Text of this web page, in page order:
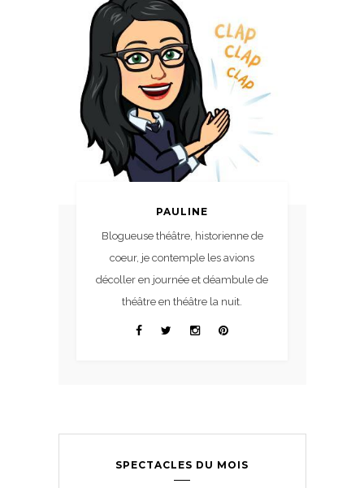
PAULINE
Blogueuse théâtre, historienne de
coeur, je contemple les avions
décoller en journée et déambule de
théâtre en théâtre la nuit.
SPECTACLES DU MOIS